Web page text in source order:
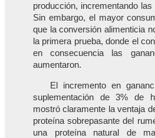
producción, incrementando
Sin embargo, el mayor
que la conversión alimenticia
la primera prueba, donde el
en consecuencia las
aumentaron.
El incremento en
suplementación de 3% de
mostró claramente la ventaja
proteína sobrepasante del
una proteína natural de